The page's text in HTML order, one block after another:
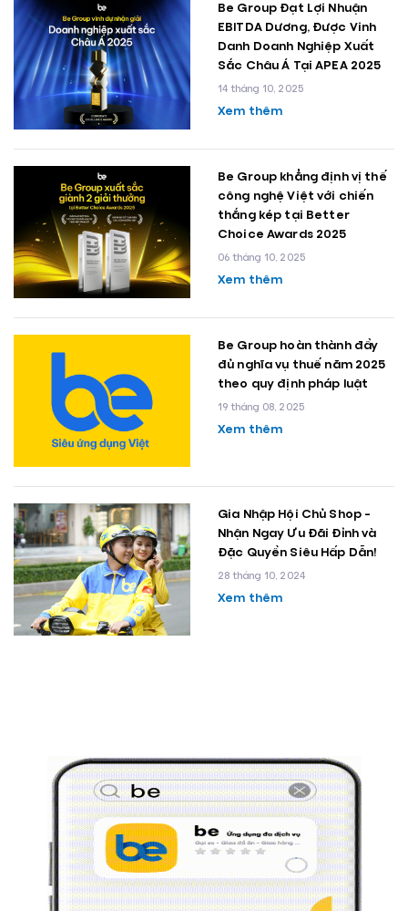
Be Group Đạt Lợi Nhuận
EBITDA Dương, Được Vinh
Danh Doanh Nghiệp Xuất
Sắc Châu Á Tại APEA 2025
14 tháng 10, 2025
Xem thêm
Be Group khẳng định vị thế
công nghệ Việt với chiến
thắng kép tại Better
Choice Awards 2025
06 tháng 10, 2025
Xem thêm
Be Group hoàn thành đầy
đủ nghĩa vụ thuế năm 2025
theo quy định pháp luật
19 tháng 08, 2025
Xem thêm
Gia Nhập Hội Chủ Shop -
Nhận Ngay Ưu Đãi Đỉnh và
Đặc Quyền Siêu Hấp Dẫn!
28 tháng 10, 2024
Xem thêm